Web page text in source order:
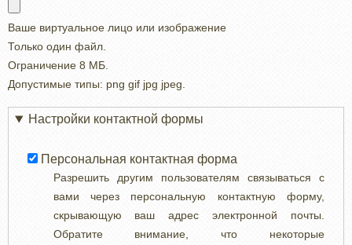
Ваше виртуальное лицо или изображение
Только один файл.
Ограничение 8 МБ.
Допустимые типы: png gif jpg jpeg.
Настройки контактной формы
Персональная контактная форма
Разрешить другим пользователям связываться с
вами через персональную контактную форму,
скрывающую ваш адрес электронной почты.
Обратите внимание, что некоторые